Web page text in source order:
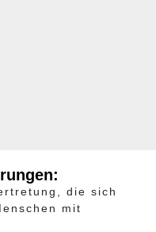
die sich
mit